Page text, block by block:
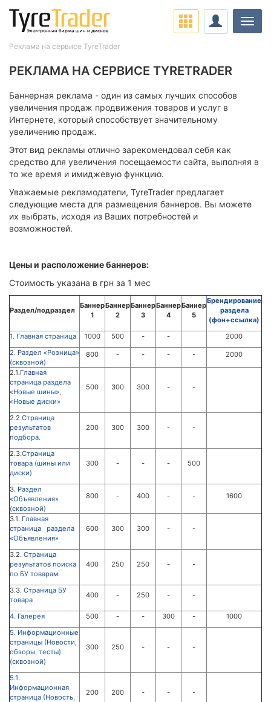
РЕКЛАМА НА СЕРВИСЕ TYRETRADER
Баннерная реклама - один из самых лучших способов
увеличения продаж продвижения товаров и услуг в
Интернете, который способствует значительному
увеличению продаж.
Этот вид рекламы отлично зарекомендовал себя как
средство для увеличения посещаемости сайта, выполняя в
то же время и имиджевую функцию.
Уважаемые рекламодатели, TyreTrader предлагает
следующие места для размещения баннеров. Вы можете
их выбрать, исходя из Ваших потребностей и
возможностей.
Цены и расположение баннеров:
Стоимость указана в грн за 1 мес
Раздел/подраздел
Баннер
1
Баннер
2
Баннер
3
Баннер
4
Баннер
5
Брендирование
раздела
(фон+ссылка)
1. Главная страница
1000 500 - -
2000
2. Раздел «Розница»
(сквозной)
800 - - - - 2000
2.1.Главная
страница раздела
«Новые шины»,
«Новые диски»
500 300 300 - -
2.2.Страница
результатов
подбора.
200 300 300 - -
2.3.Страница
товара (шины или
диски)
300 - - - 500
3. Раздел
«Объявления»
(сквозной)
800 - 400 - - 1600
3.1. Главная
страница раздела
«Объявления»
600 300 300 - -
3.2. Страница
результатов поиска
по БУ товарам.
400 250 250 - -
3.3. Страница БУ
товара
400 - 250 - -
4. Галерея 500 - - 300 -
1000
5. Информационные
страницы (Новости,
обзоры, тесты)
(сквозной)
300 250 - - -
5.1.
Информационная
страница (Новость,
200 200 - - -
Реклама на сервисе TyreTrader